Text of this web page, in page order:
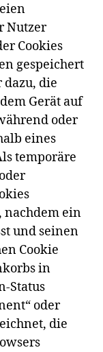
Nutzer
Cookies
gespeichert
die
Gerät auf
oder
eines
temporäre
nachdem ein
und seinen
Cookie
in
Status
oder
die